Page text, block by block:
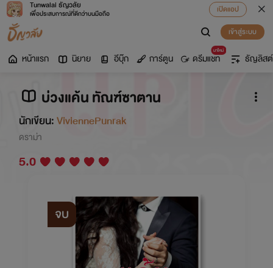
Tunwalai ธัญวลัย
เพื่อประสบการณ์ที่ดีกว่าบนมือถือ
เปิดแอป
เข้าสู่ระบบ
หน้าแรก นิยาย อีบุ๊ก การ์ตูน
มาใหม่
ดรีมแชท ธัญลิสต์
บ่วงแค้น ทัณฑ์ซาตาน
นักเขียน:ViviennePunrak
ดราม่า
5.0
จบ